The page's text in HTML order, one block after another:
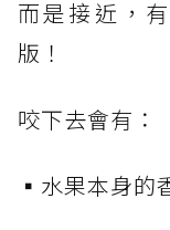
而是接近，
版！
咬下去會有：
▪️水果本身的